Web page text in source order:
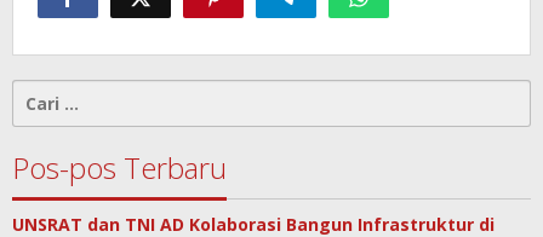
untuk:
Pos-pos Terbaru
UNSRAT dan TNI AD Kolaborasi Bangun Infrastruktur di